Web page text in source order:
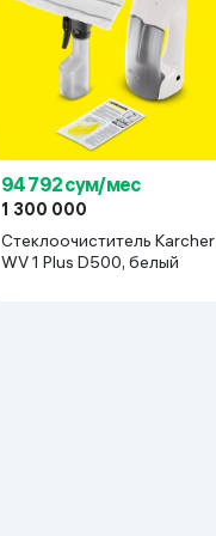
94 792 сум/мес
1 300 000
Cтеклоочиститель Karcher
WV 1 Plus D500, белый